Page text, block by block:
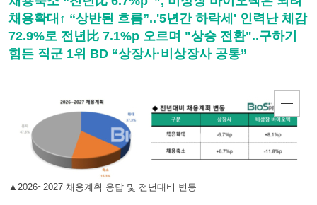
채용확대↑ “상반된 흐름”..'5년간 하락세' 인력난 체감
72.9%로 전년比 7.1%p 오르며 "상승 전환"..구하기
힘든 직군 1위 BD “상장사·비상장사 공통”
▲2026~2027 채용계획 응답 및 전년대비 변동